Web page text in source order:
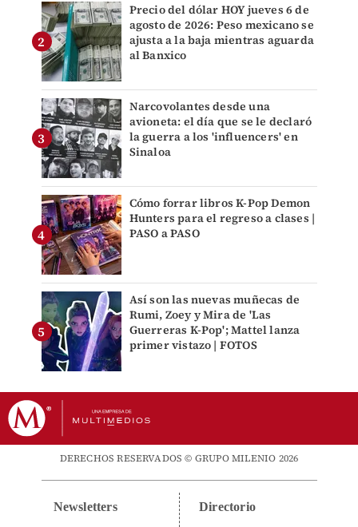
Precio del dólar HOY jueves 6 de
agosto de 2026: Peso mexicano se
ajusta a la baja mientras aguarda
al Banxico
Narcovolantes desde una
avioneta: el día que se le declaró
la guerra a los 'influencers' en
Sinaloa
Cómo forrar libros K-Pop Demon
Hunters para el regreso a clases |
PASO a PASO
Así son las nuevas muñecas de
Rumi, Zoey y Mira de 'Las
Guerreras K-Pop'; Mattel lanza
primer vistazo | FOTOS
DERECHOS RESERVADOS © GRUPO MILENIO 2026
Newsletters Directorio